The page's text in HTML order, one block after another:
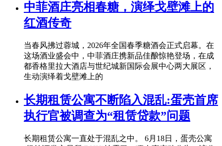
中菲酒庄亮相春糖，演绎戈壁滩上的
红酒传奇
当春风拂过蓉城，2026年全国春季糖酒会正式启幕。在
这场酒业盛会中，中菲酒庄携新品佳酿惊艳登场，在成
都香格里拉大酒店与世纪城新国际会展中心两大展区，
生动演绎着戈壁滩上的
长期租赁公寓不断陷入混乱:蛋壳首席
执行官被调查为“租赁贷款”问题
长期租赁公寓一直处于混乱之中。 6月18日，蛋壳公寓